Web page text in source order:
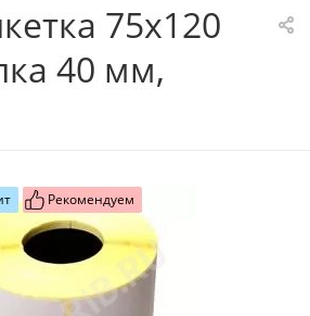
75x120
40 мм,
Рекомендуем